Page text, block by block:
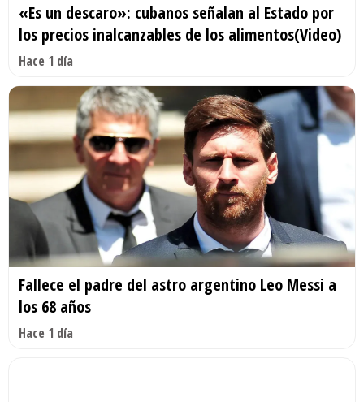
«Es un descaro»: cubanos señalan al Estado por
los precios inalcanzables de los alimentos(Video)
Hace 1 día
Fallece el padre del astro argentino Leo Messi a
los 68 años
Hace 1 día